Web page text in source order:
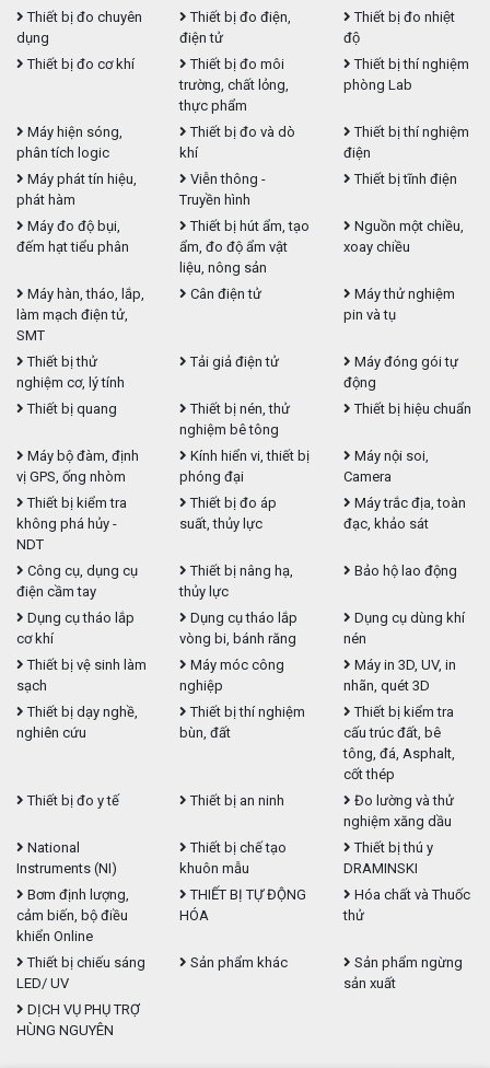
Thiết bị đo chuyên
dụng
Thiết bị đo điện,
điện tử
Thiết bị đo nhiệt
độ
Thiết bị đo cơ khí
Thiết bị đo môi
trường, chất lỏng,
thực phẩm
Thiết bị thí nghiệm
phòng Lab
Máy hiện sóng,
phân tích logic
Thiết bị đo và dò
khí
Thiết bị thí nghiệm
điện
Máy phát tín hiệu,
phát hàm
Viễn thông -
Truyền hình
Thiết bị tĩnh điện
Máy đo độ bụi,
đếm hạt tiểu phân
Thiết bị hút ẩm, tạo
ẩm, đo độ ẩm vật
liệu, nông sản
Nguồn một chiều,
xoay chiều
Máy hàn, tháo, lắp,
làm mạch điện tử,
SMT
Cân điện tử
Máy thử nghiệm
pin và tụ
Thiết bị thử
nghiệm cơ, lý tính
Tải giả điện tử
Máy đóng gói tự
động
Thiết bị quang
Thiết bị nén, thử
nghiệm bê tông
Thiết bị hiệu chuẩn
Máy bộ đàm, định
vị GPS, ống nhòm
Kính hiển vi, thiết bị
phóng đại
Máy nội soi,
Camera
Thiết bị kiểm tra
không phá hủy -
NDT
Thiết bị đo áp
suất, thủy lực
Máy trắc địa, toàn
đạc, khảo sát
Công cụ, dụng cụ
điện cầm tay
Thiết bị nâng hạ,
thủy lực
Bảo hộ lao động
Dụng cụ tháo lắp
cơ khí
Dụng cụ tháo lắp
vòng bi, bánh răng
Dụng cụ dùng khí
nén
Thiết bị vệ sinh làm
sạch
Máy móc công
nghiệp
Máy in 3D, UV, in
nhãn, quét 3D
Thiết bị dạy nghề,
nghiên cứu
Thiết bị thí nghiệm
bùn, đất
Thiết bị kiểm tra
cấu trúc đất, bê
tông, đá, Asphalt,
cốt thép
Thiết bị đo y tế
Thiết bị an ninh
Đo lường và thử
nghiệm xăng dầu
National
Instruments (NI)
Thiết bị chế tạo
khuôn mẫu
Thiết bị thú y
DRAMINSKI
Bơm định lượng,
cảm biến, bộ điều
khiển Online
THIẾT BỊ TỰ ĐỘNG
HÓA
Hóa chất và Thuốc
thử
Thiết bị chiếu sáng
LED/ UV
Sản phẩm khác
Sản phẩm ngừng
sản xuất
DỊCH VỤ PHỤ TRỢ
HÙNG NGUYÊN